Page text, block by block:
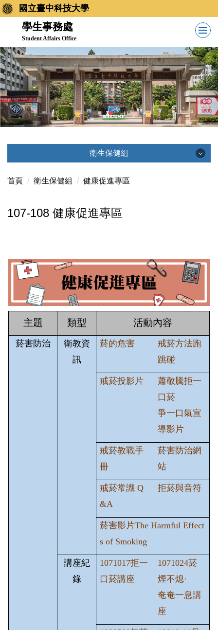
跳
到
內
容
區
國立臺中科技大學
學生事務處
Student Affairs Office
衛生保健組
衛生保健組
最新消息
成員簡介
法令規章
活動行事曆
特約及鄰近醫療院所
性教育(含愛滋病防治)專區
校園食安衛生營養專區
首頁 衛生保健組 健康促進專區
107-108 健康促進專區
主題 類型 活動內容
菸害防治
衛教資
訊
菸的危害
戒菸方法跑
跳碰
戒菸投影片
蕭敬騰拒一
口菸
爭一口氣宣
導影片
戒菸教戰手
冊
菸害防治網
站
戒菸常識 Q
&A
拒菸與音符
菸害影片The Harmful Effect
s of Smoking
講座紀
錄
1071017拒一
口菸講座
1071024菸
煙不熄·
奄奄一息講
座